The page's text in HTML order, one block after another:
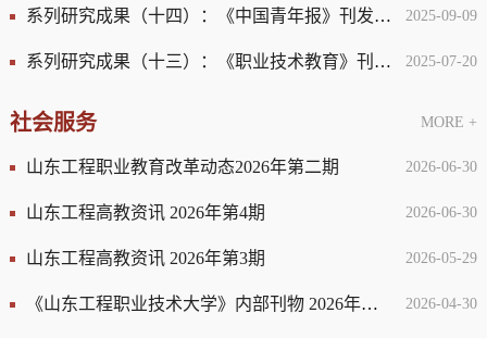
2025-09-09
系列研究成果（十四）：《中国青年报》刊发顾永安、刘欣教授...
2025-07-20
系列研究成果（十三）：《职业技术教育》刊发我校校长吴梦军...
社会服务 MORE +
2026-06-30
山东工程职业教育改革动态2026年第二期
2026-06-30
山东工程高教资讯 2026年第4期
2026-05-29
山东工程高教资讯 2026年第3期
2026-04-30
《山东工程职业技术大学》内部刊物 2026年第2期 总11期